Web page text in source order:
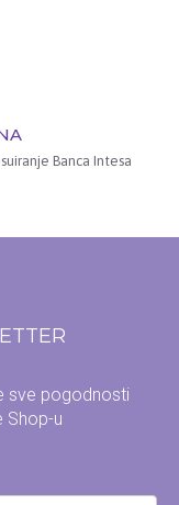
Banca Intesa
sve pogodnosti
Shop-u